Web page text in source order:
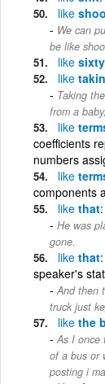
like
We can
be like
like sixty
like
Taking
from a
like
coefficients
numbers
like
components
like that
He was
gone.
like that
speaker's
And then
truck just
like the
As I once
of a bus or
posting i